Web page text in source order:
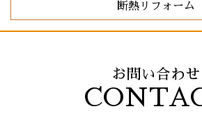
断熱リフォーム
お問い合わせ